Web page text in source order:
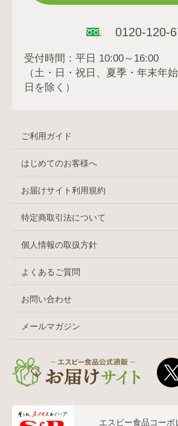
0120-120-
受付時間：平日 10:00～16:00
（土・日・祝日、夏季・年末年
日を除く）
ご利用ガイド
はじめてのお客様へ
お届けサイト利用規約
特定商取引法について
個人情報の取扱方針
よくあるご質問
お問い合わせ
メールマガジン
エスビー食品コーポ